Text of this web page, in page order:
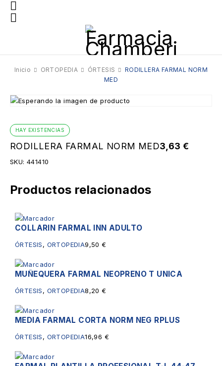
Inicio ORTOPEDIA ÓRTESIS
RODILLERA FARMAL NORM
MED
HAY EXISTENCIAS
RODILLERA FARMAL NORM MED3,63 €
SKU: 441410
Productos relacionados
COLLARIN FARMAL INN ADULTO
ÓRTESIS, ORTOPEDIA9,50€
MUÑEQUERA FARMAL NEOPRENO T UNICA
ÓRTESIS, ORTOPEDIA8,20€
MEDIA FARMAL CORTA NORM NEG RPLUS
ÓRTESIS, ORTOPEDIA16,96 €